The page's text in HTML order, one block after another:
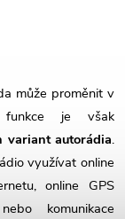
může proměnit v
je však
variant autorádia.
využívat online
online GPS
komunikace